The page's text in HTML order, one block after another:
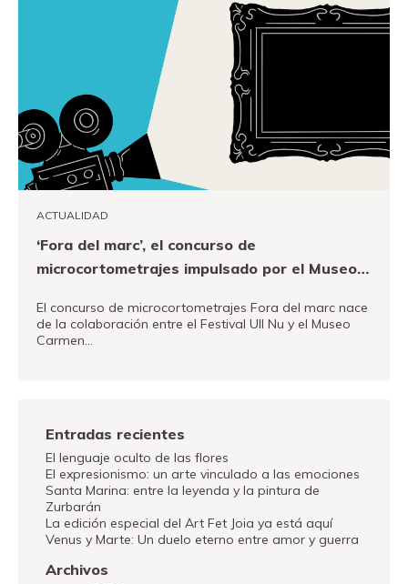
ACTUALIDAD
‘Fora del marc’, el concurso de
microcortometrajes impulsado por el Museo y
El concurso de microcortometrajes Fora del marc nace
de la colaboración entre el Festival Ull Nu y el Museo
Carmen…
Entradas recientes
El lenguaje oculto de las flores
El expresionismo: un arte vinculado a las emociones
Santa Marina: entre la leyenda y la pintura de
Zurbarán
La edición especial del Art Fet Joia ya está aquí
Venus y Marte: Un duelo eterno entre amor y guerra
Archivos